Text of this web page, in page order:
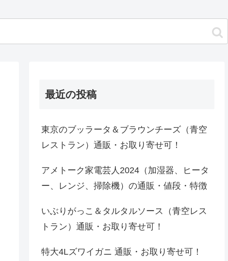
最近の投稿
東京のブッラータ＆ブラウンチーズ（青空
レストラン）通販・お取り寄せ可！
アメトーク家電芸人2024（加湿器、ヒータ
ー、レンジ、掃除機）の通販・値段・特徴
いぶりがっこ＆タルタルソース（青空レス
トラン）通販・お取り寄せ可！
特大4Lズワイガニ 通販・お取り寄せ可！